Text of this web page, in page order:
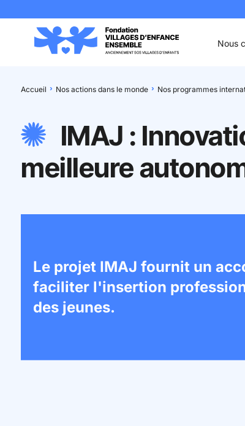
Nous
Accueil Nos actions dans le monde Nos programmes
IMAJ :
meilleure
Le projet IMAJ fournit un
faciliter l'insertion
des jeunes.